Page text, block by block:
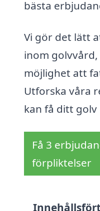
bästa
Vi gör det lätt
inom
möjlighet att
Utforska våra
kan få ditt
Få 3
förpliktelser